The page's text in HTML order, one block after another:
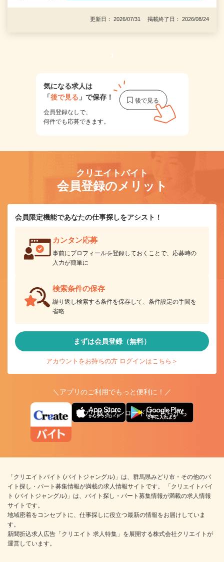
更新日： 2026/07/31 掲載終了日： 2026/08/24
1
気になる求人は
「後で見る 」で保存！
会員登録なしで、
何件でも応募できます。
クリエイトバイト
会員登録のメリット
会員限定機能であなたの仕事探しをアシスト！
カンタン応募
事前にプロフィールを登録しておくことで、応募時の
入力が簡単に
検索条件の保存
繰り返し検索する条件を保存して、条件設定の手間を
省略
まずは会員登録（無料）
アカウントをお持ちの方 ログインはこちら＞
＼アプリのご利用でもっと便利に！／
アプリ版ダウンロードはこちらから
「クリエイトバイト (バイトジャングル)」は、群馬県みどり市・その他のバ
イト探し・パート募集情報が満載の求人情報サイトです。 「クリエイトバイ
ト (バイトジャングル)」は、バイト探し・パート募集情報が満載の求人情報
サイトです。
地域密着をコンセプトに、仕事探しに役立つ最新の情報をお届けしていま
す。
新聞折込求人広告「クリエイト 求人特集」を展開する株式会社クリエイトが
運営しています。